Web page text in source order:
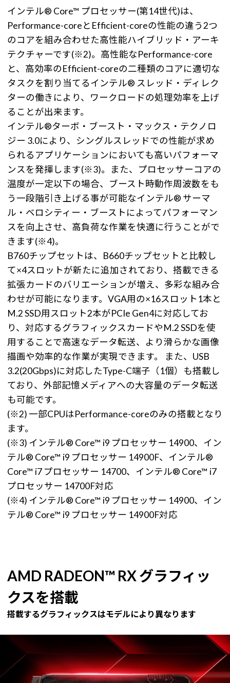
インテル® Core™ プロセッサー(第14世代)は、
Performance-coreとEfficient-coreの性能の違う2つ
のコアを組み合わせた高性能ハイブリッド・アーキ
テクチャーです(※2)。高性能なPerformance-core
と、高効率のEfficient-coreの二種類のコアに適切な
タスクを割り当てるインテル® スレッド・ディレク
ターの働きにより、ワークロードの処理効率を上げ
ることが出来ます。
インテル®ターボ・ブースト・マックス・テクノロ
ジー 3.0により、シングルスレッドでの性能が求め
られるアプリケーションにおいても高いパフォーマ
ンスを発揮します(※3)。また、プロセッサーコアの
温度が一定以下の場合、ブースト時動作周波数をも
う一段階引き上げる事が可能なインテル® サーマ
ル・ベロシティー・ブーストによってパフォーマン
スを向上させ、高負荷な作業を快適に行うことがで
きます(※4)。
B760チップセットは、B660チップセットと比較し
て×4スロットが新たに追加されており、搭載できる
拡張カードのバリエーションが増え、多彩な組み合
わせが可能になります。VGA用の×16スロット1本と
M.2 SSD用スロット2本がPCIe Gen4に対応してお
り、対応するグラフィックスカードやM.2 SSDを使
用することで高速なデータ転送、より滑らかな画像
描画や効率的な作業が実現できます。 また、USB
3.2(20Gbps)に対応したType-C端子（1個）も搭載し
ており、外部記憶メディアへの大容量のデータ転送
も可能です。
(※2) 一部CPUはPerformance-coreのみの搭載となり
ます。
(※3) インテル® Core™ i9 プロセッサー 14900、イン
テル® Core™ i9 プロセッサー 14900F、インテル®
Core™ i7 プロセッサー 14700、インテル® Core™ i7
プロセッサー 14700F対応
(※4) インテル® Core™ i9 プロセッサー 14900、イン
テル® Core™ i9 プロセッサー 14900F対応
AMD RADEON™ RX グラフィッ
クスを搭載
搭載するグラフィックスはモデルにより異なります